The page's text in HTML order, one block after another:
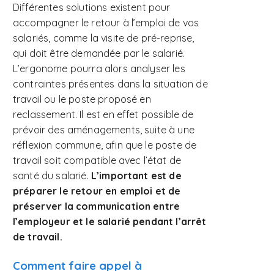
Différentes solutions existent pour
accompagner le retour à l’emploi de vos
salariés, comme la visite de pré-reprise,
qui doit être demandée par le salarié.
L’ergonome pourra alors analyser les
contraintes présentes dans la situation de
travail ou le poste proposé en
reclassement. Il est en effet possible de
prévoir des aménagements, suite à une
réflexion commune, afin que le poste de
travail soit compatible avec l’état de
santé du salarié. L’important est de
préparer le retour en emploi et de
préserver la communication entre
l’employeur et le salarié pendant l’arrêt
de travail.
Comment faire appel à